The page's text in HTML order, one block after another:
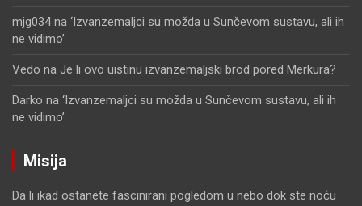
mjg034na ‘Izvanzemaljci su možda u Sunčevom sustavu, ali ih
ne vidimo’
Vedo na Je li ovo uistinu izvanzemaljski brod pored Merkura?
Darko na ‘Izvanzemaljci su možda u Sunčevom sustavu, ali ih
ne vidimo’
Misija
Da li ikad ostanete fascinirani pogledom u nebo dok ste noću